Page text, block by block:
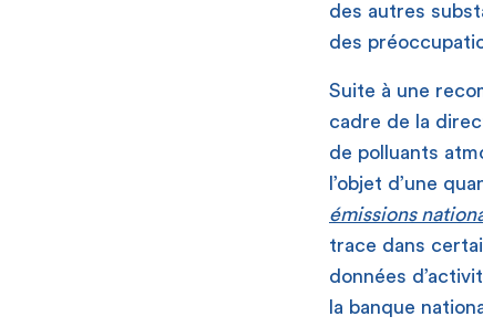
des autres
des
Suite à une
cadre de la
de polluants
l’objet d’une
émissions
trace dans
données
la banque